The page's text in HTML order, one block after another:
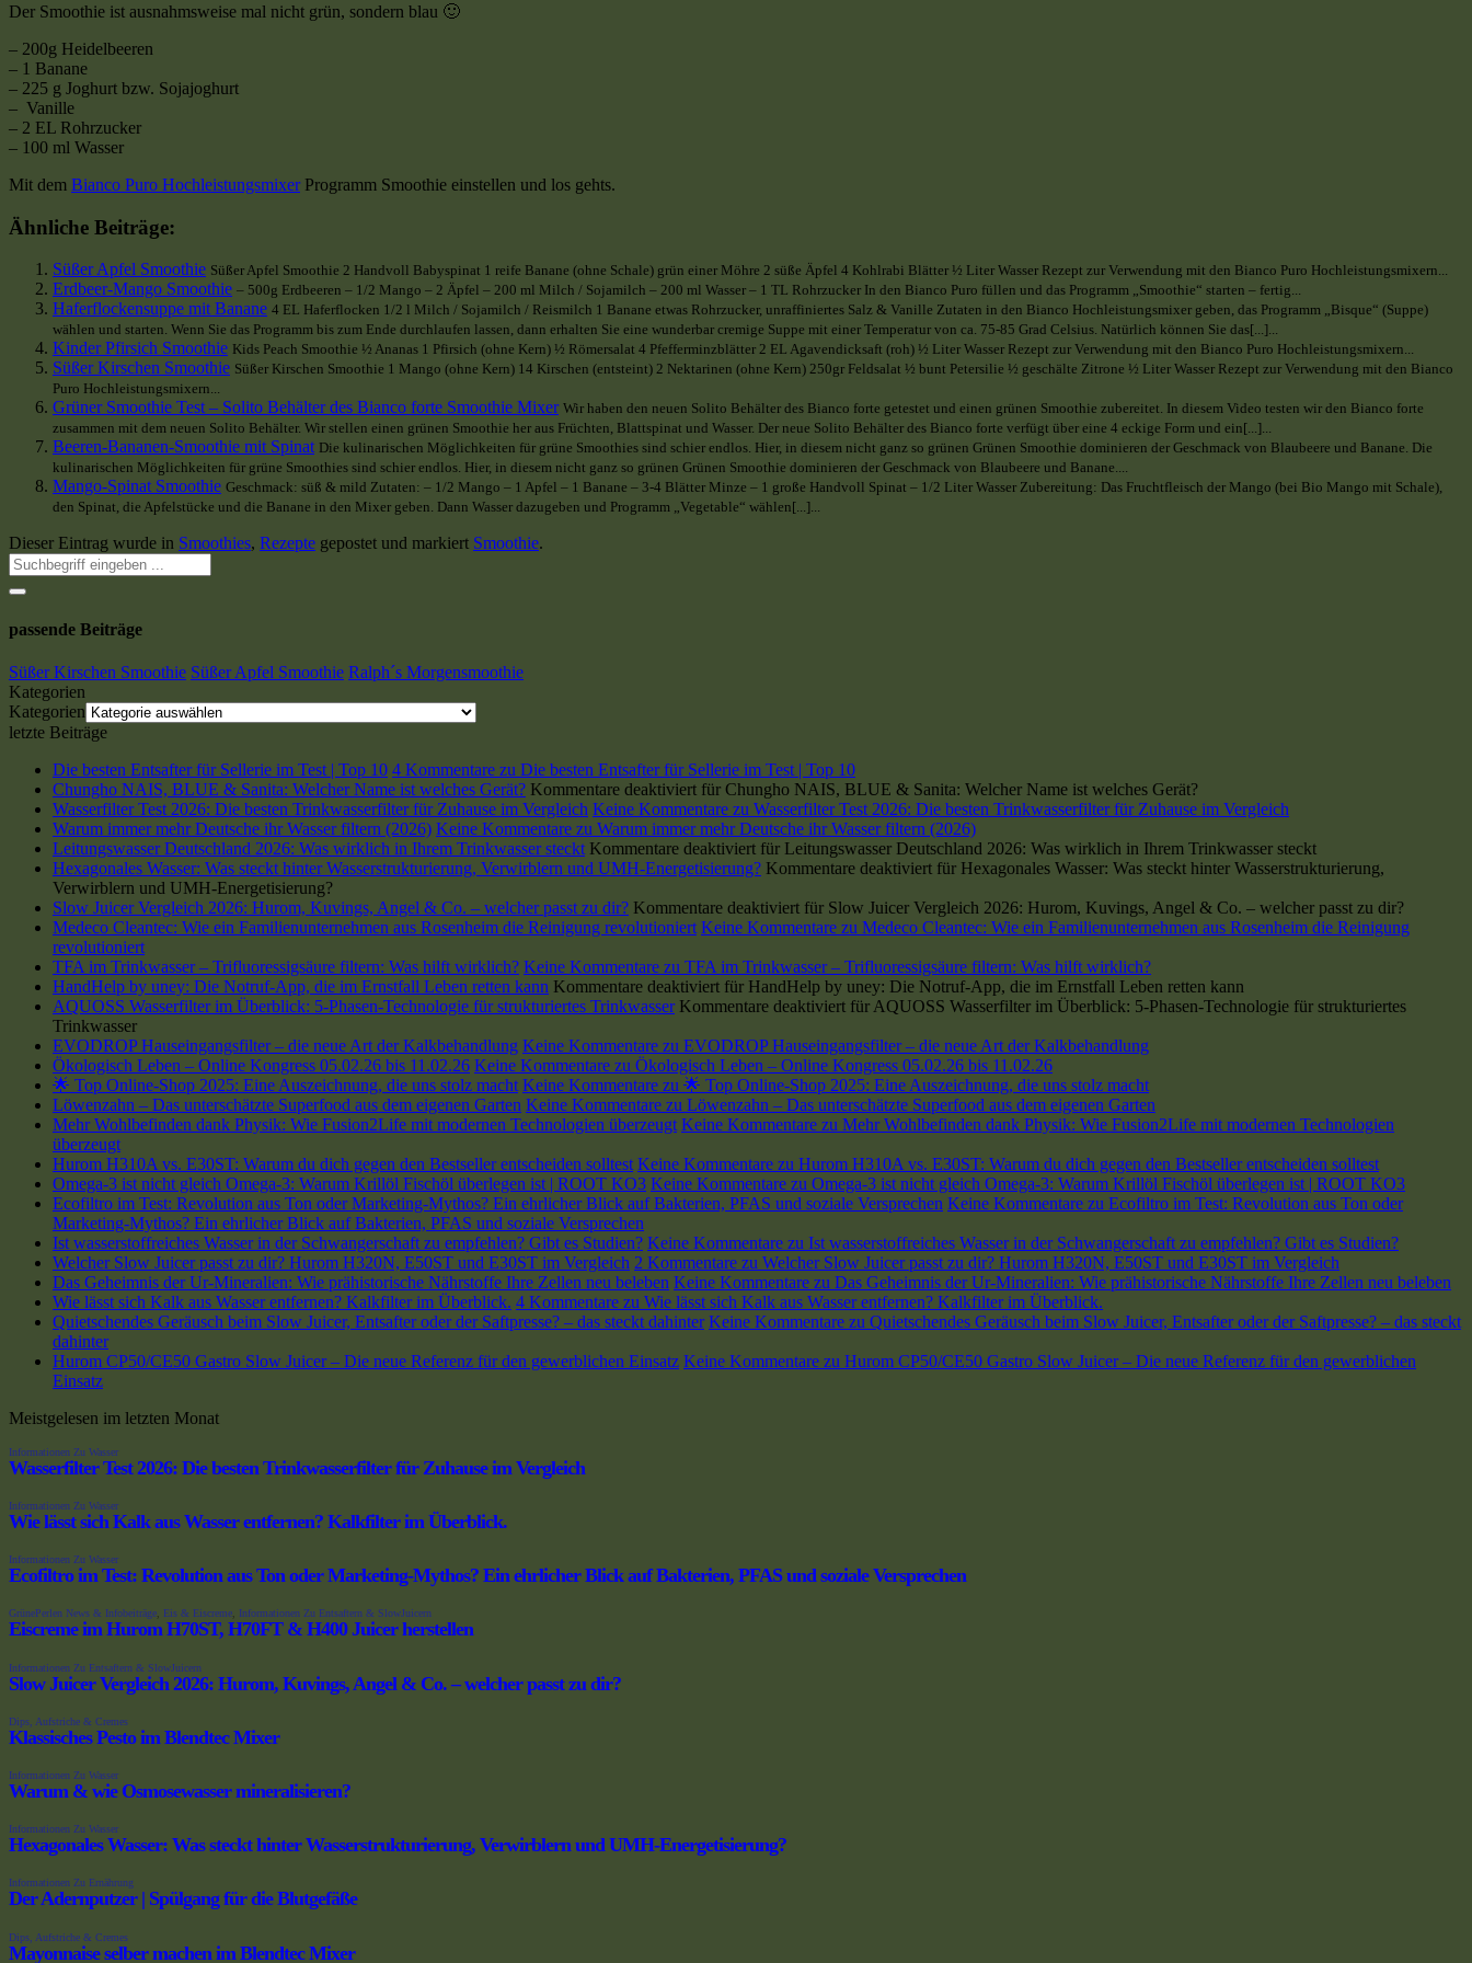
Der Smoothie ist ausnahmsweise mal nicht grün, sondern blau 🙂
– 200g Heidelbeeren
– 1 Banane
– 225 g Joghurt bzw. Sojajoghurt
– Vanille
– 2 EL Rohrzucker
– 100 ml Wasser
Mit dem Bianco Puro HochleistungsmixerProgramm Smoothie einstellen und los gehts.
Ähnliche Beiträge:
Süßer Apfel Smoothie Süßer Apfel Smoothie 2 Handvoll Babyspinat 1 reife Banane (ohne Schale) grün einer Möhre 2 süße Äpfel 4 Kohlrabi Blätter ½ Liter Wasser Rezept zur Verwendung mit den Bianco Puro Hochleistungsmixern...
Erdbeer-Mango Smoothie – 500g Erdbeeren – 1/2 Mango – 2 Äpfel – 200 ml Milch / Sojamilch – 200 ml Wasser – 1 TL Rohrzucker In den Bianco Puro füllen und das Programm „Smoothie“ starten – fertig...
Haferflockensuppe mit Banane 4 EL Haferflocken 1/2 l Milch / Sojamilch / Reismilch 1 Banane etwas Rohrzucker, unraffiniertes Salz & Vanille Zutaten in den Bianco Hochleistungsmixer geben, das Programm „Bisque“ (Suppe)
wählen und starten. Wenn Sie das Programm bis zum Ende durchlaufen lassen, dann erhalten Sie eine wunderbar cremige Suppe mit einer Temperatur von ca. 75-85 Grad Celsius. Natürlich können Sie das[...]...
Kinder Pfirsich Smoothie Kids Peach Smoothie ½ Ananas 1 Pfirsich (ohne Kern) ½ Römersalat 4 Pfefferminzblätter 2 EL Agavendicksaft (roh) ½ Liter Wasser Rezept zur Verwendung mit den Bianco Puro Hochleistungsmixern...
Süßer Kirschen Smoothie Süßer Kirschen Smoothie 1 Mango (ohne Kern) 14 Kirschen (entsteint) 2 Nektarinen (ohne Kern) 250gr Feldsalat ½ bunt Petersilie ½ geschälte Zitrone ½ Liter Wasser Rezept zur Verwendung mit den Bianco
Puro Hochleistungsmixern...
Grüner Smoothie Test – Solito Behälter des Bianco forte Smoothie Mixer Wir haben den neuen Solito Behälter des Bianco forte getestet und einen grünen Smoothie zubereitet. In diesem Video testen wir den Bianco forte
zusammen mit dem neuen Solito Behälter. Wir stellen einen grünen Smoothie her aus Früchten, Blattspinat und Wasser. Der neue Solito Behälter des Bianco forte verfügt über eine 4 eckige Form und ein[...]...
Beeren-Bananen-Smoothie mit Spinat Die kulinarischen Möglichkeiten für grüne Smoothies sind schier endlos. Hier, in diesem nicht ganz so grünen Grünen Smoothie dominieren der Geschmack von Blaubeere und Banane. Die
kulinarischen Möglichkeiten für grüne Smoothies sind schier endlos. Hier, in diesem nicht ganz so grünen Grünen Smoothie dominieren der Geschmack von Blaubeere und Banane....
Mango-Spinat Smoothie Geschmack: süß & mild Zutaten: – 1/2 Mango – 1 Apfel – 1 Banane – 3-4 Blätter Minze – 1 große Handvoll Spinat – 1/2 Liter Wasser Zubereitung: Das Fruchtfleisch der Mango (bei Bio Mango mit Schale),
den Spinat, die Apfelstücke und die Banane in den Mixer geben. Dann Wasser dazugeben und Programm „Vegetable“ wählen[...]...
Dieser Eintrag wurde in Smoothies, Rezepte gepostet und markiert Smoothie.
passende Beiträge
Süßer Kirschen Smoothie Süßer Apfel Smoothie Ralph´s Morgensmoothie
Kategorien
Kategorien
letzte Beiträge
Die besten Entsafter für Sellerie im Test | Top 10 4 Kommentare zu Die besten Entsafter für Sellerie im Test | Top 10
Chungho NAIS, BLUE & Sanita: Welcher Name ist welches Gerät? Kommentare deaktiviert für Chungho NAIS, BLUE & Sanita: Welcher Name ist welches Gerät?
Wasserfilter Test 2026: Die besten Trinkwasserfilter für Zuhause im Vergleich Keine Kommentare zu Wasserfilter Test 2026: Die besten Trinkwasserfilter für Zuhause im Vergleich
Warum immer mehr Deutsche ihr Wasser filtern (2026) Keine Kommentare zu Warum immer mehr Deutsche ihr Wasser filtern (2026)
Leitungswasser Deutschland 2026: Was wirklich in Ihrem Trinkwasser steckt Kommentare deaktiviert für Leitungswasser Deutschland 2026: Was wirklich in Ihrem Trinkwasser steckt
Hexagonales Wasser: Was steckt hinter Wasserstrukturierung, Verwirblern und UMH-Energetisierung? Kommentare deaktiviert für Hexagonales Wasser: Was steckt hinter Wasserstrukturierung,
Verwirblern und UMH-Energetisierung?
Slow Juicer Vergleich 2026: Hurom, Kuvings, Angel & Co. – welcher passt zu dir? Kommentare deaktiviert für Slow Juicer Vergleich 2026: Hurom, Kuvings, Angel & Co. – welcher passt zu dir?
Medeco Cleantec: Wie ein Familienunternehmen aus Rosenheim die Reinigung revolutioniert Keine Kommentare zu Medeco Cleantec: Wie ein Familienunternehmen aus Rosenheim die Reinigung
revolutioniert
TFA im Trinkwasser – Trifluoressigsäure filtern: Was hilft wirklich? Keine Kommentare zu TFA im Trinkwasser – Trifluoressigsäure filtern: Was hilft wirklich?
HandHelp by uney: Die Notruf-App, die im Ernstfall Leben retten kann Kommentare deaktiviert für HandHelp by uney: Die Notruf-App, die im Ernstfall Leben retten kann
AQUOSS Wasserfilter im Überblick: 5-Phasen-Technologie für strukturiertes Trinkwasser Kommentare deaktiviert für AQUOSS Wasserfilter im Überblick: 5-Phasen-Technologie für strukturiertes
Trinkwasser
EVODROP Hauseingangsfilter – die neue Art der Kalkbehandlung Keine Kommentare zu EVODROP Hauseingangsfilter – die neue Art der Kalkbehandlung
Ökologisch Leben – Online Kongress 05.02.26 bis 11.02.26 Keine Kommentare zu Ökologisch Leben – Online Kongress 05.02.26 bis 11.02.26
🌟 Top Online-Shop 2025: Eine Auszeichnung, die uns stolz macht Keine Kommentare zu 🌟 Top Online-Shop 2025: Eine Auszeichnung, die uns stolz macht
Löwenzahn – Das unterschätzte Superfood aus dem eigenen Garten Keine Kommentare zu Löwenzahn – Das unterschätzte Superfood aus dem eigenen Garten
Mehr Wohlbefinden dank Physik: Wie Fusion2Life mit modernen Technologien überzeugt Keine Kommentare zu Mehr Wohlbefinden dank Physik: Wie Fusion2Life mit modernen Technologien
überzeugt
Hurom H310A vs. E30ST: Warum du dich gegen den Bestseller entscheiden solltest Keine Kommentare zu Hurom H310A vs. E30ST: Warum du dich gegen den Bestseller entscheiden solltest
Omega-3 ist nicht gleich Omega-3: Warum Krillöl Fischöl überlegen ist | ROOT KO3 Keine Kommentare zu Omega-3 ist nicht gleich Omega-3: Warum Krillöl Fischöl überlegen ist | ROOT KO3
Ecofiltro im Test: Revolution aus Ton oder Marketing-Mythos? Ein ehrlicher Blick auf Bakterien, PFAS und soziale Versprechen Keine Kommentare zu Ecofiltro im Test: Revolution aus Ton oder
Marketing-Mythos? Ein ehrlicher Blick auf Bakterien, PFAS und soziale Versprechen
Ist wasserstoffreiches Wasser in der Schwangerschaft zu empfehlen? Gibt es Studien? Keine Kommentare zu Ist wasserstoffreiches Wasser in der Schwangerschaft zu empfehlen? Gibt es Studien?
Welcher Slow Juicer passt zu dir? Hurom H320N, E50ST und E30ST im Vergleich 2 Kommentare zu Welcher Slow Juicer passt zu dir? Hurom H320N, E50ST und E30ST im Vergleich
Das Geheimnis der Ur-Mineralien: Wie prähistorische Nährstoffe Ihre Zellen neu beleben Keine Kommentare zu Das Geheimnis der Ur-Mineralien: Wie prähistorische Nährstoffe Ihre Zellen neu beleben
Wie lässt sich Kalk aus Wasser entfernen? Kalkfilter im Überblick. 4 Kommentare zu Wie lässt sich Kalk aus Wasser entfernen? Kalkfilter im Überblick.
Quietschendes Geräusch beim Slow Juicer, Entsafter oder der Saftpresse? – das steckt dahinter Keine Kommentare zu Quietschendes Geräusch beim Slow Juicer, Entsafter oder der Saftpresse? – das steckt
dahinter
Hurom CP50/CE50 Gastro Slow Juicer – Die neue Referenz für den gewerblichen Einsatz Keine Kommentare zu Hurom CP50/CE50 Gastro Slow Juicer – Die neue Referenz für den gewerblichen
Einsatz
Meistgelesen im letzten Monat